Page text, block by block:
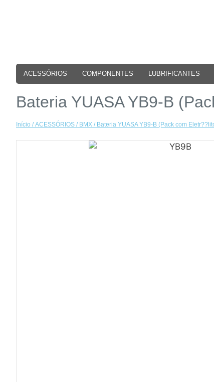
ACESSÓRIOS COMPONENTES LUBRIFICANTES
Bateria YUASA YB9-B
Início /ACESSÓRIOS / BMX / Bateria YUASA YB9-B (Pack com